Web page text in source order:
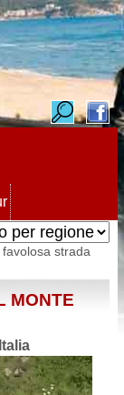
strada
MONTE